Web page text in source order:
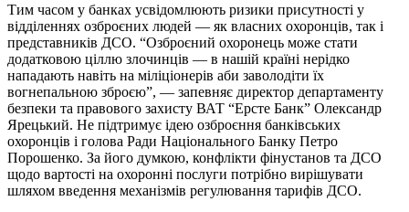
Тим часом у банках усвідомлюють ризики присутності у
відділеннях озброєних людей — як власних охоронців, так і
представників ДСО. “Озброєний охоронець може стати
додатковою ціллю злочинців — в нашій країні нерідко
нападають навіть на міліціонерів аби заволодіти їх
вогнепальною зброєю”, — запевняє директор департаменту
безпеки та правового захисту ВАТ “Ерсте Банк” Олександр
Ярецький. Не підтримує ідею озброєння банківських
охоронців і голова Ради Національного Банку Петро
Порошенко. За його думкою, конфлікти фінустанов та ДСО
щодо вартості на охоронні послуги потрібно вирішувати
шляхом введення механізмів регулювання тарифів ДСО.